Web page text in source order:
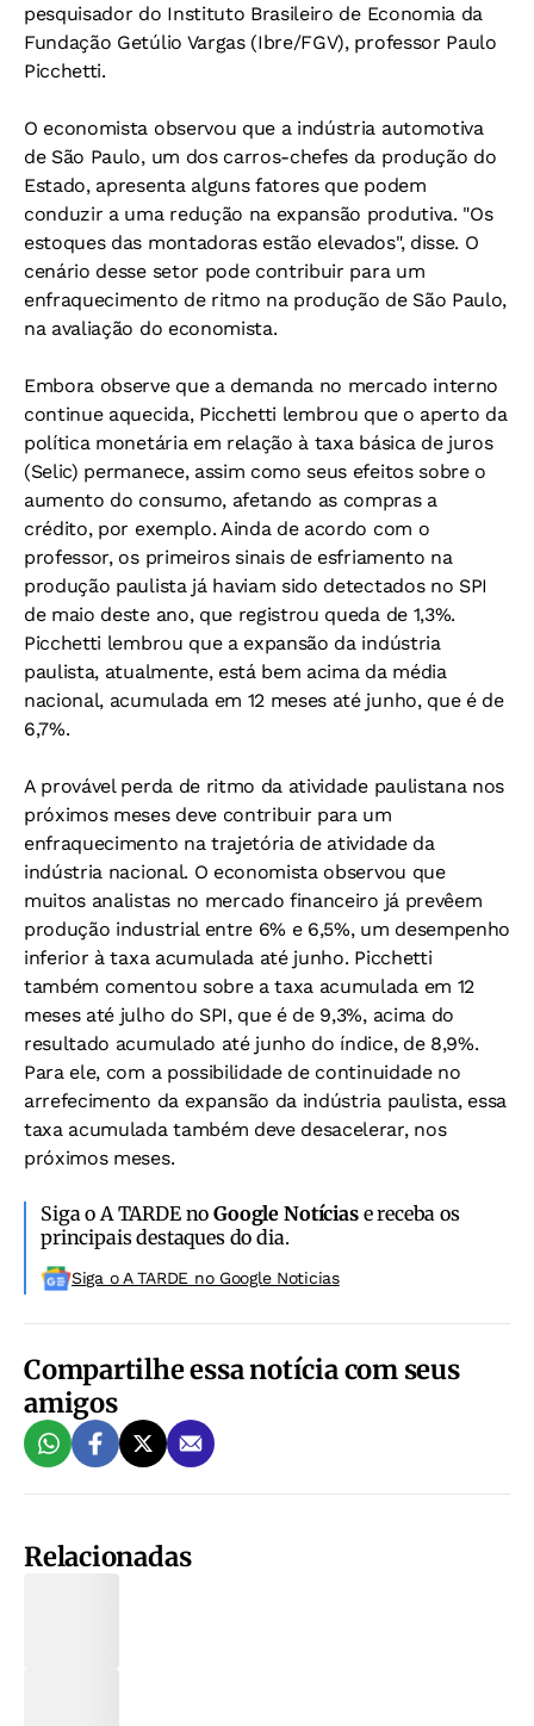
pesquisador do Instituto Brasileiro de Economia da
Fundação Getúlio Vargas (Ibre/FGV), professor Paulo
Picchetti.
O economista observou que a indústria automotiva
de São Paulo, um dos carros-chefes da produção do
Estado, apresenta alguns fatores que podem
conduzir a uma redução na expansão produtiva. "Os
estoques das montadoras estão elevados", disse. O
cenário desse setor pode contribuir para um
enfraquecimento de ritmo na produção de São Paulo,
na avaliação do economista.
Embora observe que a demanda no mercado interno
continue aquecida, Picchetti lembrou que o aperto da
política monetária em relação à taxa básica de juros
(Selic) permanece, assim como seus efeitos sobre o
aumento do consumo, afetando as compras a
crédito, por exemplo. Ainda de acordo com o
professor, os primeiros sinais de esfriamento na
produção paulista já haviam sido detectados no SPI
de maio deste ano, que registrou queda de 1,3%.
Picchetti lembrou que a expansão da indústria
paulista, atualmente, está bem acima da média
nacional, acumulada em 12 meses até junho, que é de
6,7%.
A provável perda de ritmo da atividade paulistana nos
próximos meses deve contribuir para um
enfraquecimento na trajetória de atividade da
indústria nacional. O economista observou que
muitos analistas no mercado financeiro já prevêem
produção industrial entre 6% e 6,5%, um desempenho
inferior à taxa acumulada até junho. Picchetti
também comentou sobre a taxa acumulada em 12
meses até julho do SPI, que é de 9,3%, acima do
resultado acumulado até junho do índice, de 8,9%.
Para ele, com a possibilidade de continuidade no
arrefecimento da expansão da indústria paulista, essa
taxa acumulada também deve desacelerar, nos
próximos meses.
Siga o A TARDE noGoogle Notíciase receba os
principais destaques do dia.
Siga o A TARDE no Google Noticias
Compartilhe essa notícia com seus
amigos
Relacionadas